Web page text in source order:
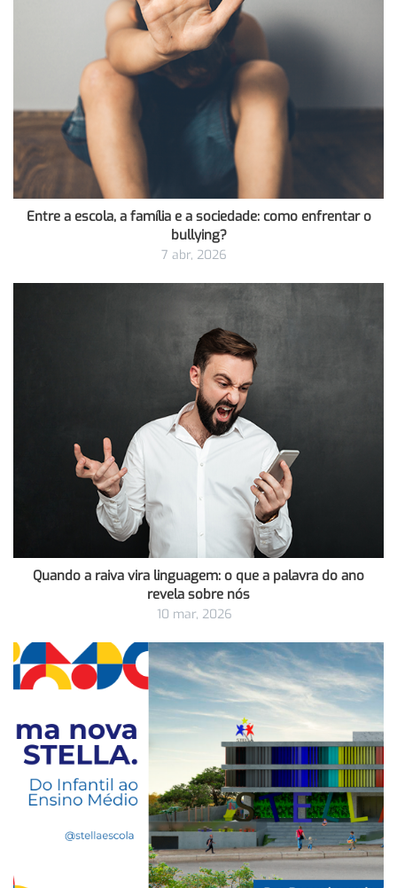
Entre a escola, a família e a sociedade: como enfrentar o
bullying?
7 abr, 2026
Quando a raiva vira linguagem: o que a palavra do ano
revela sobre nós
10 mar, 2026